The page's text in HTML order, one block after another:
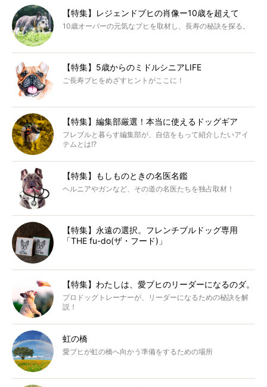
【特集】レジェンドブヒの肖像ー10歳を超えて
10歳オーバーの元気なブヒを取材し、長寿の秘訣を探る。
【特集】5歳からのミドルシニアLIFE
ご長寿ブヒをめざすヒントがここに！
【特集】編集部厳選！本当に使えるドッグギア
フレブルと暮らす編集部が、自信をもって紹介したいアイ
テムとは!?
【特集】もしものときの名医名鑑
ヘルニアやガンなど、その道の名医たちを独占取材！
【特集】永遠の選択。フレンチブルドッグ専用
「THE fu-do(ザ・フード)」
【特集】わたしは、愛ブヒのリーダーになるのダ。
プロドッグトレーナーが、リーダーになるための秘訣を解
説！
虹の橋
愛ブヒが虹の橋へ向かう準備をするための場所